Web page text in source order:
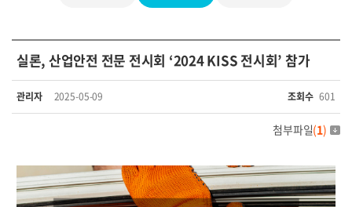
실론, 산업안전 전문 전시회 ‘2024 KISS 전시회’ 참가
관리자 2025-05-09 조회수 601
첨부파일(1)